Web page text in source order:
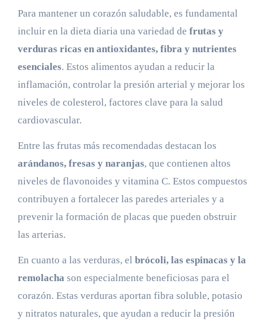
Para mantener un corazón saludable, es fundamental
incluir en la dieta diaria una variedad de frutas y
verduras ricas en antioxidantes, fibra y nutrientes
esenciales. Estos alimentos ayudan a reducir la
inflamación, controlar la presión arterial y mejorar los
niveles de colesterol, factores clave para la salud
cardiovascular.
Entre las frutas más recomendadas destacan los
arándanos, fresas y naranjas, que contienen altos
niveles de flavonoides y vitamina C. Estos compuestos
contribuyen a fortalecer las paredes arteriales y a
prevenir la formación de placas que pueden obstruir
las arterias.
En cuanto a las verduras, el brócoli, las espinacas y la
remolacha son especialmente beneficiosas para el
corazón. Estas verduras aportan fibra soluble, potasio
y nitratos naturales, que ayudan a reducir la presión